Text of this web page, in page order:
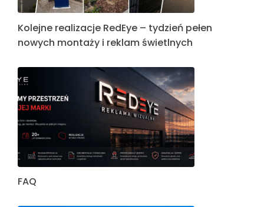
Kolejne realizacje RedEye – tydzień pełen
nowych montaży i reklam świetlnych
FAQ